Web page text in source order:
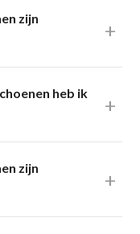
zijn
heb ik
zijn